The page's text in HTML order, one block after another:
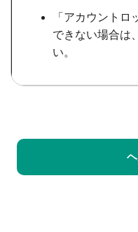
「アカウント
できない場合は、
い。